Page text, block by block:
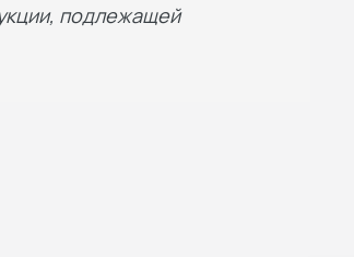
подлежащей